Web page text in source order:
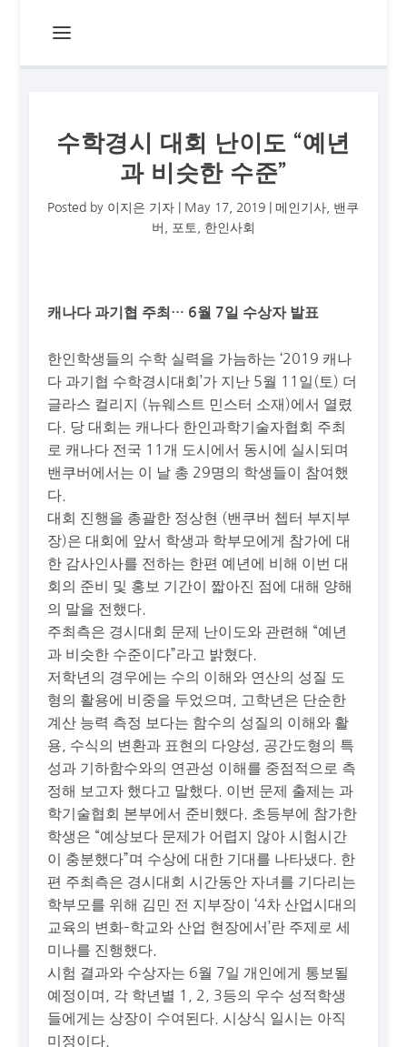
수학경시 대회 난이도 “예년
과 비슷한 수준”
Posted by 이지은 기자 May 17, 2019 |메인기사
밴쿠
버
포토 한인사회
캐나다 과기협 주최… 6월 7일 수상자 발표
한인학생들의 수학 실력을 가늠하는 ‘2019 캐나
다 과기협 수학경시대회’가 지난 5월 11일(토) 더
글라스 컬리지 (뉴웨스트 민스터 소재)에서 열렸
다. 당 대회는 캐나다 한인과학기술자협회 주최
로 캐나다 전국 11개 도시에서 동시에 실시되며
밴쿠버에서는 이 날 총 29명의 학생들이 참여했
다.
대회 진행을 총괄한 정상현 (밴쿠버 쳅터 부지부
장)은 대회에 앞서 학생과 학부모에게 참가에 대
한 감사인사를 전하는 한편 예년에 비해 이번 대
회의 준비 및 홍보 기간이 짧아진 점에 대해 양해
의 말을 전했다.
주최측은 경시대회 문제 난이도와 관련해 “예년
과 비슷한 수준이다”라고 밝혔다.
저학년의 경우에는 수의 이해와 연산의 성질 도
형의 활용에 비중을 두었으며, 고학년은 단순한
계산 능력 측정 보다는 함수의 성질의 이해와 활
용, 수식의 변환과 표현의 다양성, 공간도형의 특
성과 기하함수와의 연관성 이해를 중점적으로 측
정해 보고자 했다고 말했다. 이번 문제 출제는 과
학기술협회 본부에서 준비했다. 초등부에 참가한
학생은 “예상보다 문제가 어렵지 않아 시험시간
이 충분했다”며 수상에 대한 기대를 나타냈다. 한
편 주최측은 경시대회 시간동안 자녀를 기다리는
학부모를 위해 김민 전 지부장이 ‘4차 산업시대의
교육의 변화–학교와 산업 현장에서’란 주제로 세
미나를 진행했다.
시험 결과와 수상자는 6월 7일 개인에게 통보될
예정이며, 각 학년별 1, 2, 3등의 우수 성적학생
들에게는 상장이 수여된다. 시상식 일시는 아직
미정이다.